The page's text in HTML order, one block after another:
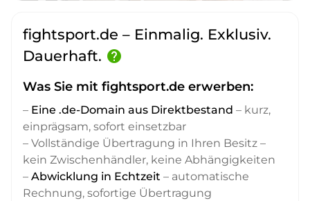
fightsport.de – Einmalig. Exklusiv.
Dauerhaft. help
Was Sie mit fightsport.de erwerben:
– Eine .de-Domain aus Direktbestand – kurz,
einprägsam, sofort einsetzbar
– Vollständige Übertragung in Ihren Besitz –
kein Zwischenhändler, keine Abhängigkeiten
– Abwicklung in Echtzeit – automatische
Rechnung, sofortige Übertragung